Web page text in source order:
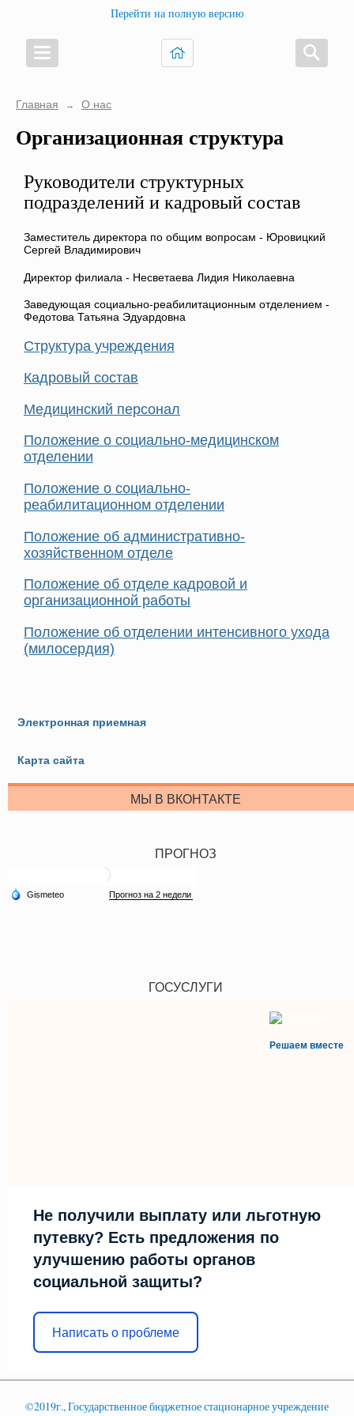
Перейти на полную версию
Главная → О нас
Организационная структура
Руководители структурных
подразделений и кадровый состав
Заместитель директора по общим вопросам - Юровицкий
Сергей Владимирович
Директор филиала - Несветаева Лидия Николаевна
Заведующая социально-реабилитационным отделением -
Федотова Татьяна Эдуардовна
Структура учреждения
Кадровый состав
Медицинский персонал
Положение о социально-медицинском
отделении
Положение о социально-
реабилитационном отделении
Положение об административно-
хозяйственном отделе
Положение об отделе кадровой и
организационной работы
Положение об отделении интенсивного ухода
(милосердия)
Электронная приемная
Карта сайта
МЫ В ВКОНТАКТЕ
ПРОГНОЗ
ГОСУСЛУГИ
Решаем вместе
Не получили выплату или льготную
путевку? Есть предложения по
улучшению работы органов
социальной защиты?
Написать о проблеме
©2019г., Государственное бюджетное стационарное учреждение